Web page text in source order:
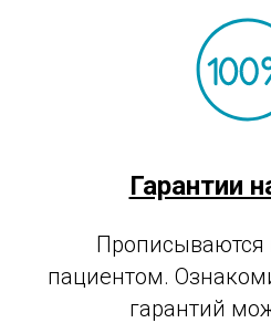
Гарантии
Прописываются
пациентом.
гарантий